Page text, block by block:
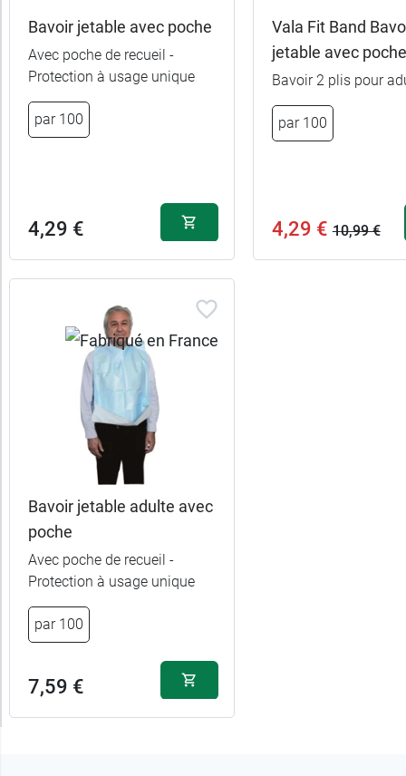
Marques
Promotions
Caractéristiques
Bavoir jetable avec poche
Avec poche de recueil -
Protection à usage unique
par 100
4,29 €
Vala Fit Band
jetable avec poche
Bavoir 2 plis pour
par 100
4,29 € 10,99 €
Bavoir jetable adulte avec
poche
Avec poche de recueil -
Protection à usage unique
par 100
7,59 €